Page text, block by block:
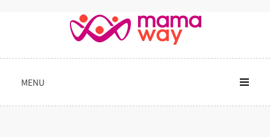
MENU